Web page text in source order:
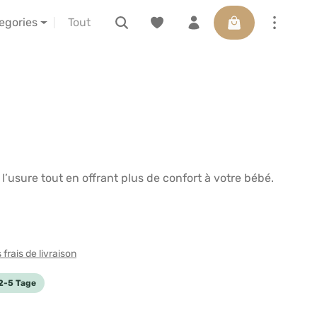
à propos de nous LELIBA vor Ort erleben
Le panier
tout en offrant plus de confort à votre bébé.
frais de livraison
5 Tage